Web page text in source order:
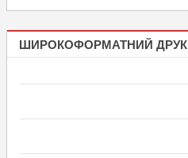
ШИРОКОФОРМАТНИЙ ДРУК